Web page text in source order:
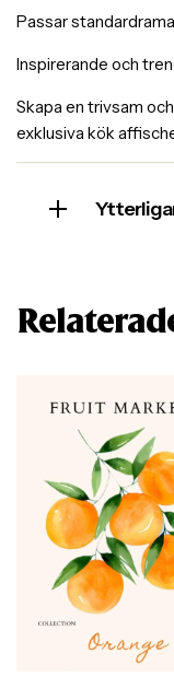
Passar
Inspirerande och
Skapa en trivsam
exklusiva kök